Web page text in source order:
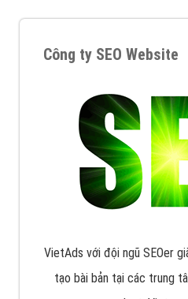
Công ty SEO Website
VietAds với đội ngũ SEOer
tạo bài bản tại các trung